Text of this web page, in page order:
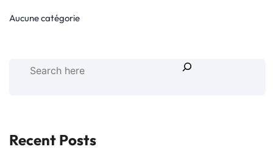
Aucune catégorie
Recent Posts